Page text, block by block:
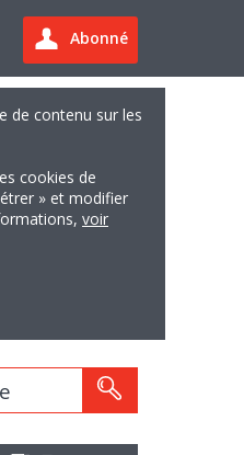
Abonné
de contenu sur les
cookies de
» et modifier
voir